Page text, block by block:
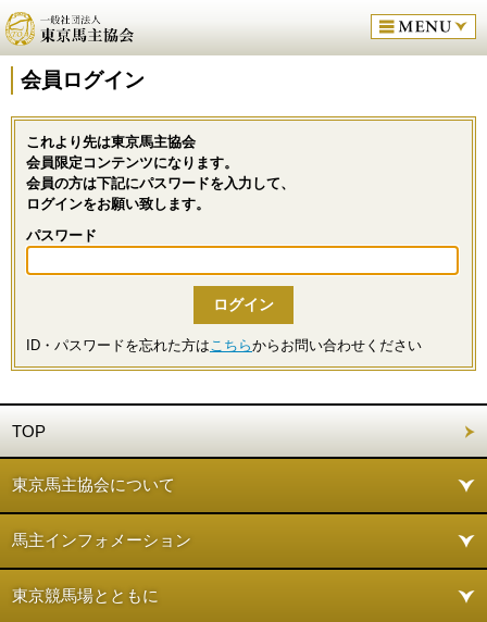
会員ログイン
これより先は東京馬主協会
会員限定コンテンツになります。
会員の方は下記にパスワードを入力して、
ログインをお願い致します。
パスワード
ID・パスワードを忘れた方はこちらからお問い合わせください
TOP
東京馬主協会について
馬主インフォメーション
東京競馬場とともに